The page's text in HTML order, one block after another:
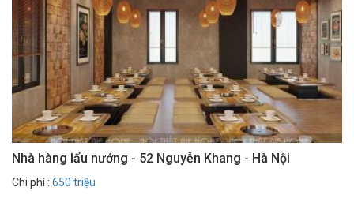
Nhà hàng lẩu nướng - 52 Nguyễn Khang - Hà Nội
Chi phí : 650 triệu